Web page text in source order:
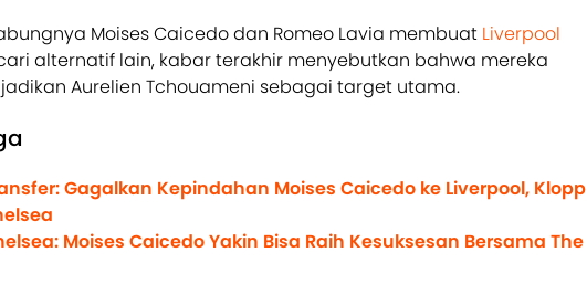
Moises Caicedo dan Romeo Lavia membuat Liverpool
alternatif lain, kabar terakhir menyebutkan bahwa mereka
Aurelien Tchouameni sebagai target utama.
Gagalkan Kepindahan Moises Caicedo ke Liverpool, Klopp
Moises Caicedo Yakin Bisa Raih Kesuksesan Bersama The